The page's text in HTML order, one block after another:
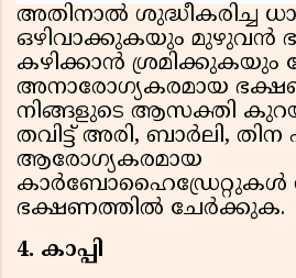
അതിനാല്‍ ശുദ്ധീകരിച്ച
ഒഴിവാക്കുകയും മുഴുവന്‍
കഴിക്കാന്‍ ശ്രമിക്കുകയും
അനാരോഗ്യകരമായ
നിങ്ങളുടെ ആസക്തി
തവിട്ട് അരി, ബാര്‍ലി,
ആരോഗ്യകരമായ
കാര്‍ബോഹൈഡ്രേറ്റുകള്‍
ഭക്ഷണത്തില്‍ ചേര്‍ക്കുക.
4. കാപ്പി